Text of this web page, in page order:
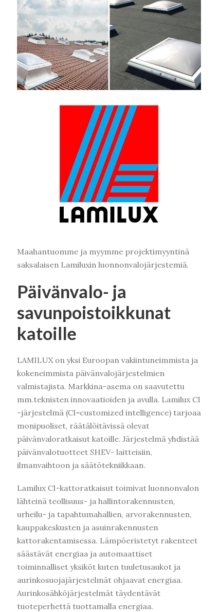
Maahantuomme ja myymme projektimyyntinä
saksalaisen Lamiluxin luonnonvalojärjestemiä.
Päivänvalo- ja
savunpoistoikkunat
katoille
LAMILUX on yksi Euroopan vakiintuneimmista ja
kokeneimmista päivänvalojärjestelmien
valmistajista. Markkina-asema on saavutettu
mm.teknisten innovaatioiden ja avulla. Lamilux CI
-järjestelmä (CI=customized intelligence) tarjoaa
monipuoliset, räätälöitävissä olevat
päivänvaloratkaisut katoille. Järjestelmä yhdistää
päivänvalotuotteet SHEV- laitteisiin,
ilmanvaihtoon ja säätötekniikkaan.
Lamilux CI-kattoratkaisut toimivat luonnonvalon
lähteinä teollisuus- ja hallintorakennusten,
urheilu- ja tapahtumahallien, arvorakennusten,
kauppakeskusten ja asuinrakennusten
kattorakentamisessa. Lämpöeristetyt rakenteet
säästävät energiaa ja automaattiset
toiminnalliset yksiköt kuten tuuletusaukot ja
aurinkosuojajärjestelmät ohjaavat energiaa.
Aurinkosähköjärjestelmät täydentävät
tuoteperhettä tuottamalla energiaa.